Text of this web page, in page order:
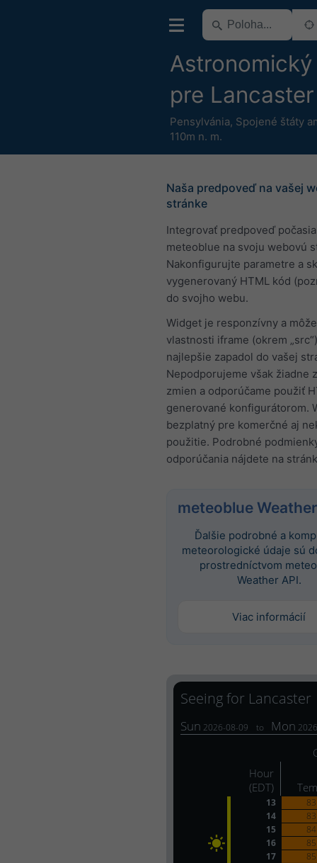
pre Lancaster
Pensylvánia, Spojené štáty
110m n. m.
Naša predpoveď na vašej
stránke
Integrovať predpoveď počasia
meteoblue na svoju webovú
Nakonfigurujte parametre a
vygenerovaný HTML kód
do svojho webu.
Widget je responzívny a
vlastnosti iframe (okrem
najlepšie zapadol do vašej
Nepodporujeme však žiadne
zmien a odporúčame použiť
generované konfigurátorom.
bezplatný pre komerčné aj
použitie. Podrobné
odporúčania nájdete na
meteoblue
Ďalšie podrobné a
meteorologické údaje sú
prostredníctvom
Weather API.
Viac informácií